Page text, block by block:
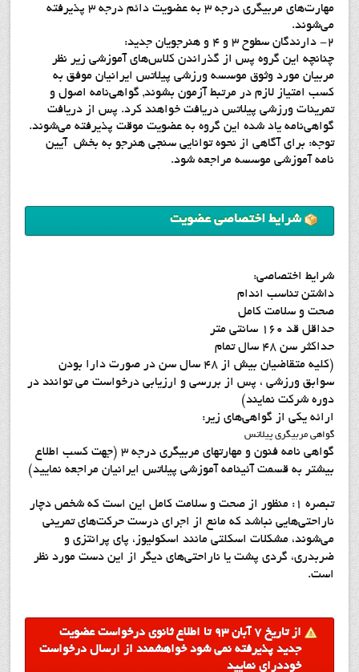
مهارت‌هاي مربيگري درجه 3 به عضویت دائم درجه 3 پذیرفته
می‌شوند.
2- دارندگان سطوح 3 و 4 و هنرجويان جديد:
چنانچه این گروه پس از گذراندن کلاس‌های آموزشی زیر نظر
مربیان مورد وثوق موسسه ورزشی پیلاتس ایرانیان موفق به
کسب امتیاز لازم در مرتبط آزمون بشوند, گواهی‌نامه اصول و
تمرینات ورزشي پیلاتس دریافت خواهند کرد. پس از دریافت
گواهی‌نامه یاد شده این گروه به عضویت موقت پذیرفته می‌شوند.
توجه: برای آگاهی از نحوه توانایی سنجی هنرجو به بخش آیین
نامه آموزشي موسسه مراجعه شود.
شرايط اختصاصي عضويت
شرايط اختصاصي:
داشتن تناسب اندام
صحت و سلامت کامل
حداقل قد 160 سانتي متر
حداکثر سن 48 سال تمام
(کليه متقاضيان بيش از 48 سال سن در صورت دارا بودن
سوابق ورزشي ، پس از بررسي و ارزيابي درخواست مي توانند در
دوره شرکت نمايند)
ارائه یکی از گواهی‌های زیر:
گواهي مربيگري پيلاتس
گواهي نامه فنون و مهارتهاي مربيگري درجه 3 (جهت کسب اطلاع
بيشتر به قسمت آئينامه آموزشي پيلاتس ايرانيان مراجعه نماييد)
تبصره 1: منظور از صحت و سلامت کامل این است که شخص دچار
ناراحتی‌هایی نباشد که مانع از اجرای درست حرکت‌های تمرینی
می‌شوند، مشکلات اسکلتي مانند اسکوليوز، پاي پرانتزي و
ضربدري، گردي پشت یا ناراحتی‌های دیگر از این دست مورد نظر
است.
از تاريخ 7 آبان 93 تا اطلاع ثانوي درخواست عضويت
جديد پذيرفته نمي شود خواهشمند از ارسال درخواست
خوددراي نماييد